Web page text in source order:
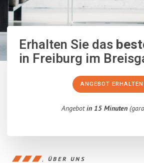
Erhalten Sie das
in Freiburg im
ANGEBOT ERHALTEN
Angebotin 15 Minuten
ÜBER UNS